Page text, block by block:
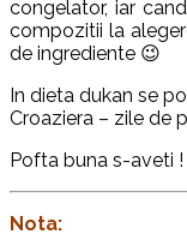
congelator, iar
compozitii la
de ingrediente 😉
In dieta dukan se
Croaziera – zile de
Pofta buna s-aveti !
Nota: